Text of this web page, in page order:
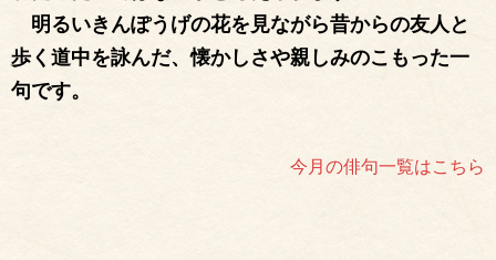
明るいきんぽうげの花を見ながら昔からの友人と
歩く道中を詠んだ、懐かしさや親しみのこもった一
句です。
今月の俳句一覧はこちら